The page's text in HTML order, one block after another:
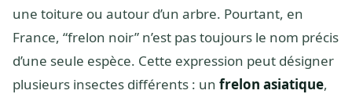
une toiture ou autour d’un arbre. Pourtant, en
France, “frelon noir” n’est pas toujours le nom précis
d’une seule espèce. Cette expression peut désigner
plusieurs insectes différents : un frelon asiatique,